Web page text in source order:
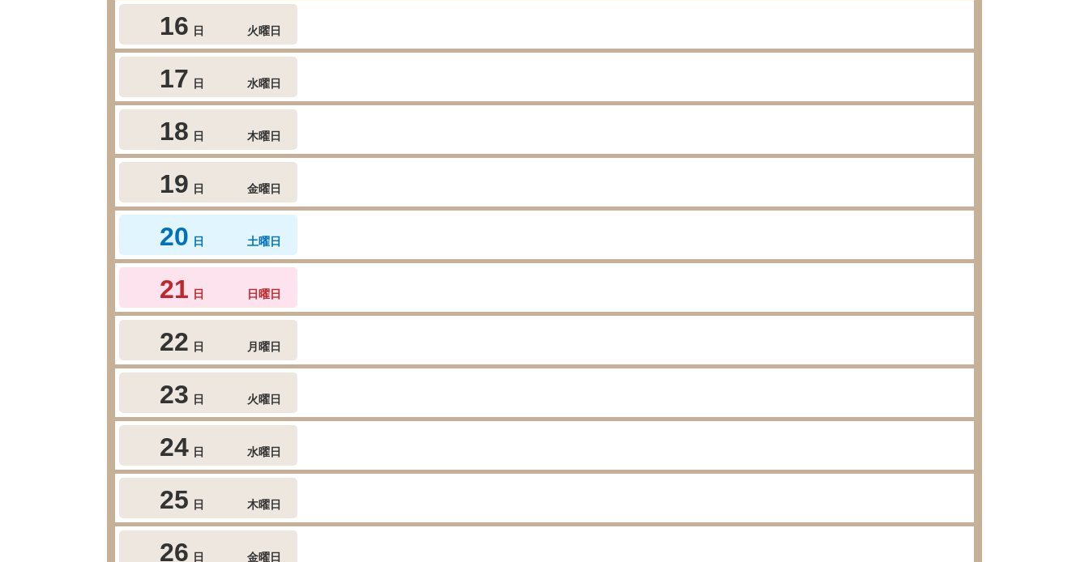
16 日 火曜日
17 日 水曜日
18 日 木曜日
19 日 金曜日
20 日 土曜日
21 日 日曜日
22 日 月曜日
23 日 火曜日
24 日 水曜日
25 日 木曜日
26 日 金曜日